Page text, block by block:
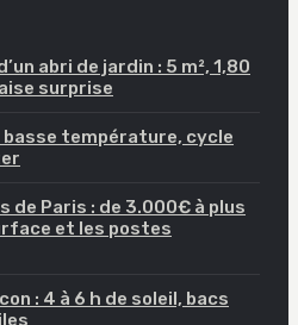
abri de jardin : 5 m², 1,80
surprise
basse température, cycle
de Paris : de 3.000€ à plus
et les postes
: 4 à 6 h de soleil, bacs